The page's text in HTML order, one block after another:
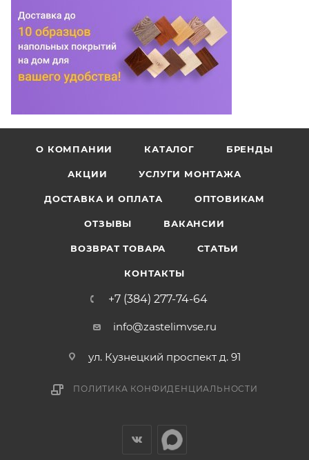
О КОМПАНИИ КАТАЛОГ БРЕНДЫ
АКЦИИ УСЛУГИ МОНТАЖА
ДОСТАВКА И ОПЛАТА ОПТОВИКАМ
ОТЗЫВЫ ВАКАНСИИ
ВОЗВРАТ ТОВАРА СТАТЬИ
КОНТАКТЫ
+7 (384) 277-74-64
info@zastelimvse.ru
ул. Кузнецкий проспект д. 91
ПОЛИТИКА КОНФИДЕНЦИАЛЬНОСТИ